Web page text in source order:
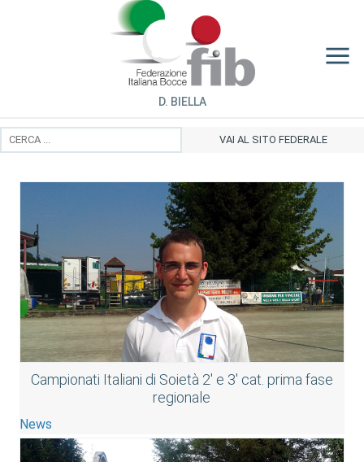
D. BIELLA
VAI AL SITO FEDERALE
Campionati Italiani di Soietà 2' e 3' cat. prima fase
regionale
News